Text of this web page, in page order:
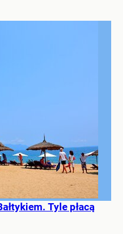
Tyle płacą